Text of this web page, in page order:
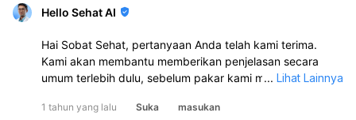
Hello Sehat AI
Hai Sobat Sehat, pertanyaan Anda telah kami terima.
Kami akan membantu memberikan penjelasan secara
umum terlebih dulu, sebelum pakar kami memberikan
... Lihat Lainnya
1 tahun yang lalu Suka masukan